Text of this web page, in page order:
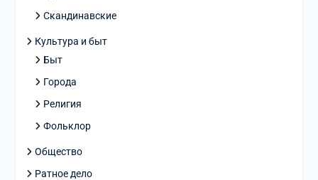
Скандинавские
Культура и быт
Быт
Города
Религия
Фольклор
Общество
Ратное дело